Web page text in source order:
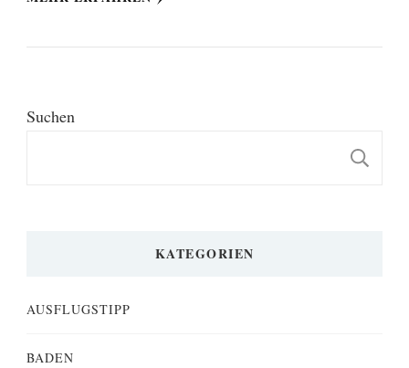
Suchen
KATEGORIEN
AUSFLUGSTIPP
BADEN